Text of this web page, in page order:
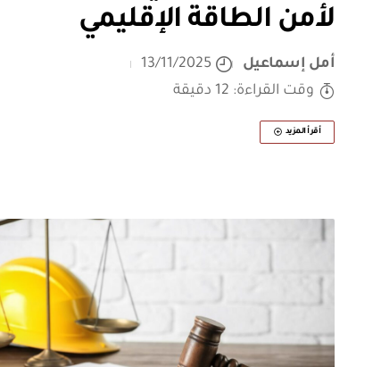
لأمن الطاقة الإقليمي
أمل إسماعيل
13/11/2025
وقت القراءة: 12 دقيقة
أقرأ المزيد